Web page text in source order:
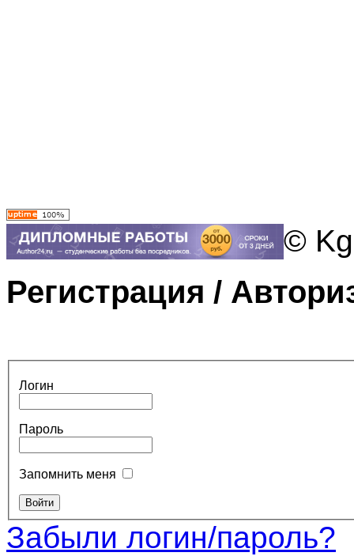
©
Регистрация /
Логин
Пароль
Запомнить меня
Забыли логин/пароль?